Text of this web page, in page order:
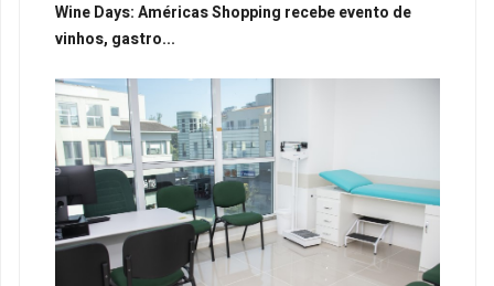
Wine Days: Américas Shopping recebe evento de
vinhos, gastro...